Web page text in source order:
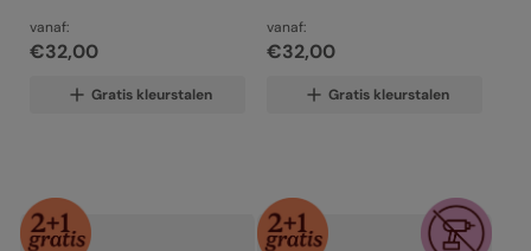
vanaf:
€32,00
Gratis kleurstalen
vanaf:
€32,00
Gratis kleurstalen